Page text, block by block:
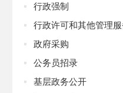
行政强制
行政许可和其他管理
政府采购
公务员招录
基层政务公开